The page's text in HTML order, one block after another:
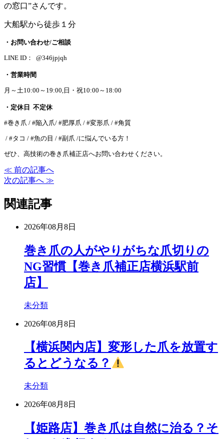
の窓口”さんです。
大船駅から徒歩１分
・お問い合わせ/ご相談
LINE ID： @346jpjqh
・営業時間
月～土10:00～19:00,日・祝10:00～18:00
・定休日 不定休
#巻き爪 / #陥入爪/ #肥厚爪 / #変形爪 / #角質
/ #タコ / #魚の目 / #副爪 /に悩んでいる方！
ぜひ、高技術の巻き爪補正店へお問い合わせください。
≪ 前の記事へ
次の記事へ ≫
関連記事
2026年08月8日
巻き爪の人がやりがちな爪切りの
NG習慣【巻き爪補正店横浜駅前
店】
未分類
2026年08月8日
【横浜関内店】変形した爪を放置す
るとどうなる？
未分類
2026年08月8日
【姫路店】巻き爪は自然に治る？そ